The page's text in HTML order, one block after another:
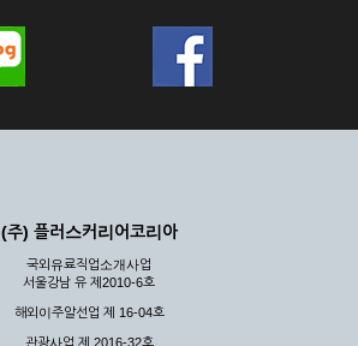
(주) 플러스커리어코리아
국외유료직업소개사업
서울강남 유 제2010-6호
해외이주알선업 제 16-04호
관광사업 제 2016-32호